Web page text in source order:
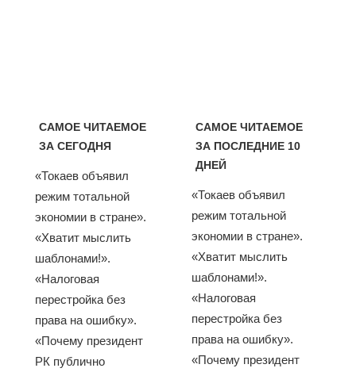
САМОЕ ЧИТАЕМОЕ
ЗА СЕГОДНЯ
«Токаев объявил
режим тотальной
экономии в стране».
«Хватит мыслить
шаблонами!».
«Налоговая
перестройка без
права на ошибку».
«Почему президент
РК публично
САМОЕ ЧИТАЕМОЕ
ЗА ПОСЛЕДНИЕ 10
ДНЕЙ
«Токаев объявил
режим тотальной
экономии в стране».
«Хватит мыслить
шаблонами!».
«Налоговая
перестройка без
права на ошибку».
«Почему президент